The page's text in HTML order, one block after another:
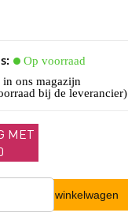
Op voorraad
ons magazijn
bij de leverancier)
MET
In winkelwagen